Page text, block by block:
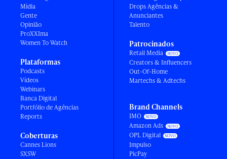
Mídia
Gente
Opinião
ProXXIma
Women To Watch
Plataformas
Podcasts
Vídeos
Webinars
Banca Digital
Portfólio de Agências
Reports
Coberturas
Cannes Lions
SXSW
Drops Agências &
Anunciantes
Talento
Patrocinados
Retail Media
Creators & Influencers
Out-Of-Home
Martechs & Adtechs
Brand Channels
IMO
Amazon Ads
OPL Digital
Impulso
PicPay